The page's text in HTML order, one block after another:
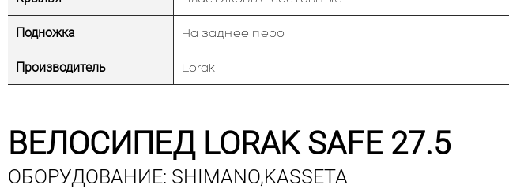
Подножка На заднее перо
Производитель Lorak
ВЕЛОСИПЕД LORAK SAFE 27.5
ОБОРУДОВАНИЕ: SHIMANO,KASSETA